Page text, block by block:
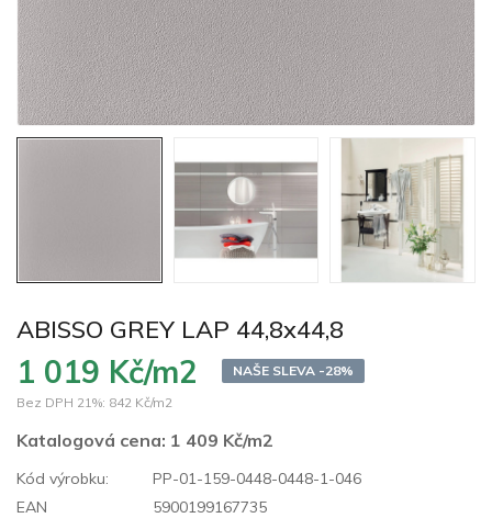
ABISSO GREY LAP 44,8x44,8
1 019 Kč/m2
NAŠE SLEVA -28%
Bez DPH 21%: 842 Kč/m2
Katalogová cena: 1 409 Kč/m2
Kód výrobku:
PP-01-159-0448-0448-1-046
EAN
5900199167735